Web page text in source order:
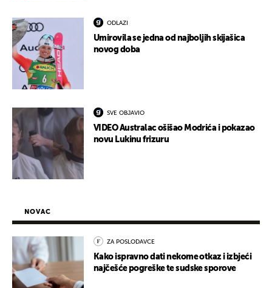
ODLAZI
Umirovila se jedna od najboljih skijašica
novog doba
SVE OBJAVIO
VIDEO Australac ošišao Modrića i pokazao
novu Lukinu frizuru
NOVAC
ZA POSLODAVCE
Kako ispravno dati nekome otkaz i izbjeći
najčešće pogreške te sudske sporove